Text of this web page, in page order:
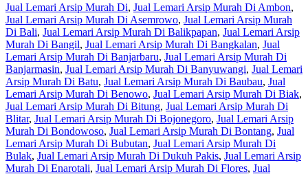
Jual Lemari Arsip Murah Di, Jual Lemari Arsip Murah Di Ambon,
Jual Lemari Arsip Murah Di Asemrowo, Jual Lemari Arsip Murah
Di Bali, Jual Lemari Arsip Murah Di Balikpapan, Jual Lemari Arsip
Murah Di Bangil, Jual Lemari Arsip Murah Di Bangkalan, Jual
Lemari Arsip Murah Di Banjarbaru, Jual Lemari Arsip Murah Di
Banjarmasin, Jual Lemari Arsip Murah Di Banyuwangi, Jual Lemari
Arsip Murah Di Batu, Jual Lemari Arsip Murah Di Baubau, Jual
Lemari Arsip Murah Di Benowo, Jual Lemari Arsip Murah Di Biak,
Jual Lemari Arsip Murah Di Bitung, Jual Lemari Arsip Murah Di
Blitar, Jual Lemari Arsip Murah Di Bojonegoro, Jual Lemari Arsip
Murah Di Bondowoso, Jual Lemari Arsip Murah Di Bontang, Jual
Lemari Arsip Murah Di Bubutan, Jual Lemari Arsip Murah Di
Bulak, Jual Lemari Arsip Murah Di Dukuh Pakis, Jual Lemari Arsip
Murah Di Enarotali, Jual Lemari Arsip Murah Di Flores, Jual